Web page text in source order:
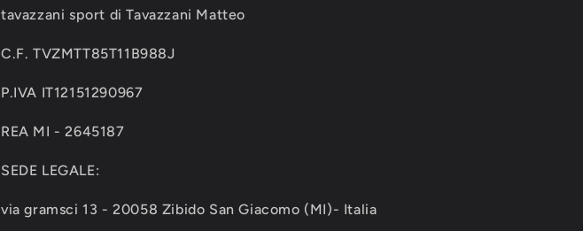
tavazzani sport di Tavazzani Matteo
C.F. TVZMTT85T11B988J
P.IVA IT12151290967
REA MI - 2645187
SEDE LEGALE:
via gramsci 13 - 20058 Zibido San Giacomo (MI)- Italia